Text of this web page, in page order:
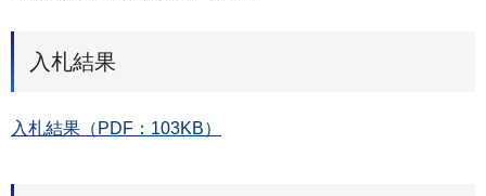
入札結果
入札結果（PDF：103KB）